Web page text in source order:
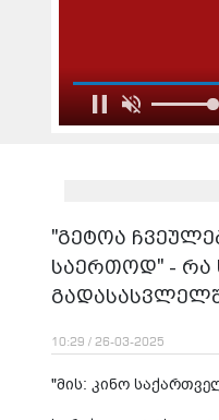
"გეტოა
საერთოდ" - რა
10:29 / 26-03-2025
"მის: კინო